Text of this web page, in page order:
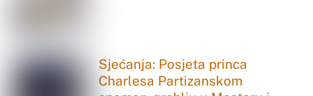
Sjećanja: Posjeta princa
Charlesa Partizanskom